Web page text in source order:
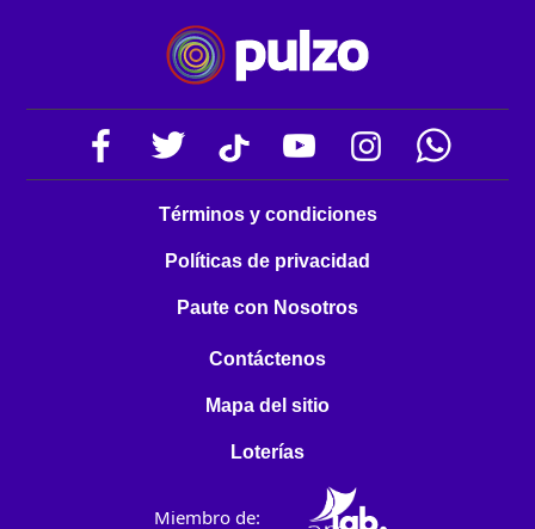
Términos y condiciones
Políticas de privacidad
Paute con Nosotros
Contáctenos
Mapa del sitio
Loterías
Miembro de: